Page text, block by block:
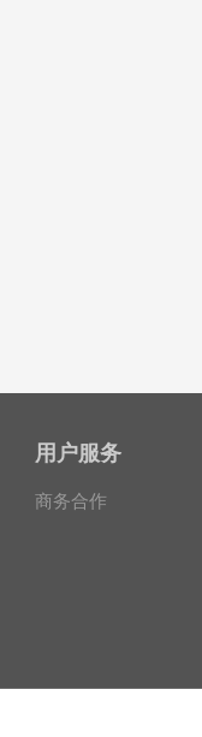
用户服务
商务合作